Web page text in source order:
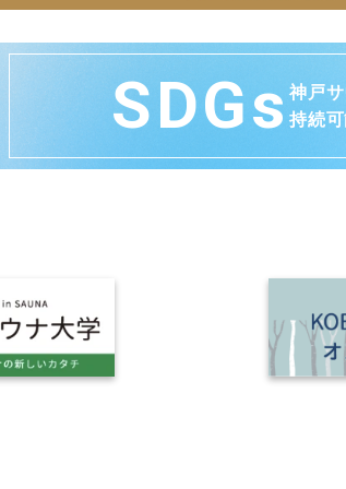
SDGs神戸
持続